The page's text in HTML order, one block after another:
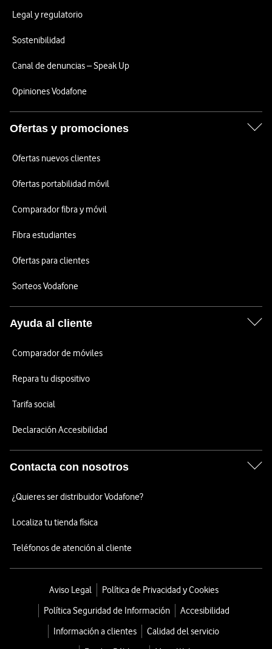
Legal y regulatorio
Sostenibilidad
Canal de denuncias – Speak Up
Opiniones Vodafone
Ofertas y promociones
Ofertas nuevos clientes
Ofertas portabilidad móvil
Comparador fibra y móvil
Fibra estudiantes
Ofertas para clientes
Sorteos Vodafone
Ayuda al cliente
Comparador de móviles
Repara tu dispositivo
Tarifa social
Declaración Accesibilidad
Contacta con nosotros
¿Quieres ser distribuidor Vodafone?
Localiza tu tienda física
Teléfonos de atención al cliente
Aviso Legal
Política de Privacidad y Cookies
Política Seguridad de Información
Accesibilidad
Información a clientes
Calidad del servicio